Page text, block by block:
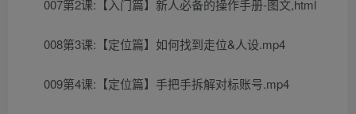
007第2课:【入门篇】新人必备的操作手册-图文,html
008第3课:【定位篇】如何找到走位&人设.mp4
009第4课:【定位篇】手把手拆解对标账号.mp4